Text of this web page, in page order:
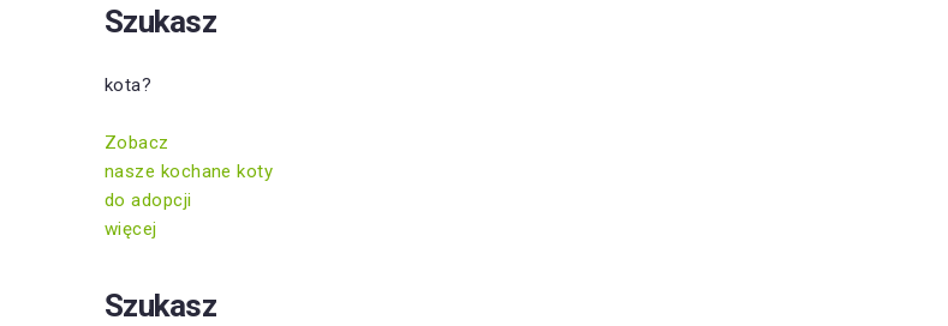
Szukasz
kota?
Zobacz
nasze kochane koty
do adopcji
więcej
Szukasz